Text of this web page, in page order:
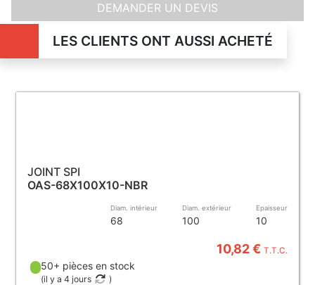
DEMANDER UN DEVIS
LES CLIENTS ONT AUSSI ACHETÉ
JOINT SPI
OAS-68X100X10-NBR
Diam. intérieur
68
Diam. extérieur
100
Epaisseur
10
10,82 €T.T.C.
50+ pièces en stock
(il y a 4 jours )